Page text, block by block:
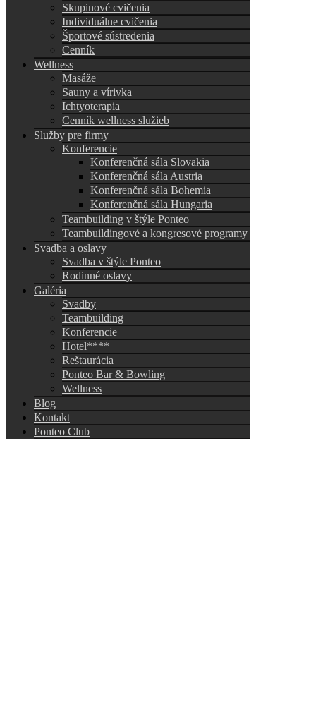
Skupinové cvičenia
Individuálne cvičenia
Športové sústredenia
Cenník
Wellness
Masáže
Sauny a vírivka
Ichtyoterapia
Cenník wellness služieb
Služby pre firmy
Konferencie
Konferenčná sála Slovakia
Konferenčná sála Austria
Konferenčná sála Bohemia
Konferenčná sála Hungaria
Teambuilding v štýle Ponteo
Teambuildingové a kongresové programy
Svadba a oslavy
Svadba v štýle Ponteo
Rodinné oslavy
Galéria
Svadby
Teambuilding
Konferencie
Hotel****
Reštaurácia
Ponteo Bar & Bowling
Wellness
Blog
Kontakt
Ponteo Club